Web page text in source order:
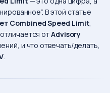
В этой статье
Combined Speed Limit,
отAdvisory
и что отвечать/делать,
.